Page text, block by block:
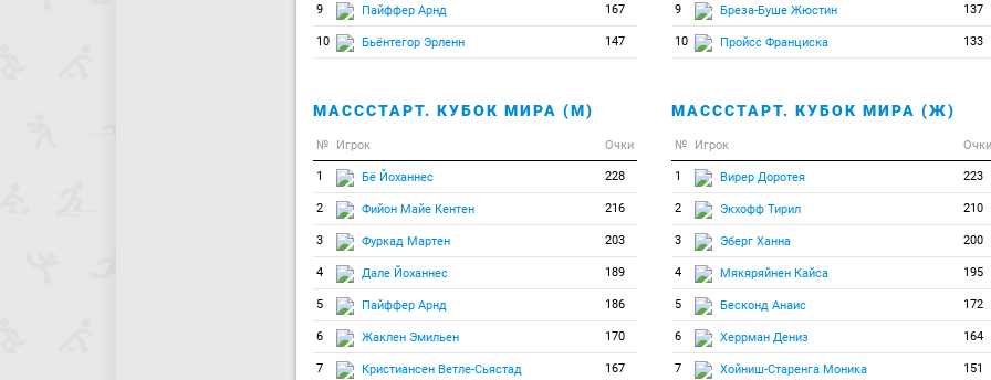
9 Пайффер Арнд 167
10 Бьёнтегор Эрленн 147
МАСССТАРТ. КУБОК МИРА (М)
№ Игрок Очки
1 Бё Йоханнес 228
2 Фийон Майе Кентен 216
3 Фуркад Мартен 203
4 Дале Йоханнес 189
5 Пайффер Арнд 186
6 Жаклен Эмильен 170
7 Кристиансен Ветле-Сьястад 167
9 Бреза-Буше Жюстин 137
10 Пройсс Франциска 133
МАСССТАРТ. КУБОК МИРА (Ж)
№ Игрок Очки
1 Вирер Доротея 223
2 Экхофф Тирил 210
3 Эберг Ханна 200
4 Мякяряйнен Кайса 195
5 Бесконд Анаис 172
6 Херрман Дениз 164
7 Хойниш-Старенга Моника 151